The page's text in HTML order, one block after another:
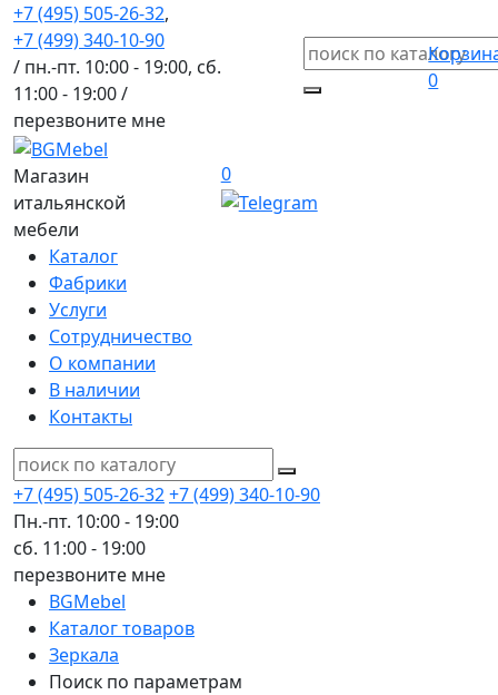
+7 (495) 505-26-32,
+7 (499) 340-10-90
/ пн.-пт. 10:00 - 19:00, сб.
11:00 - 19:00 /
перезвоните мне
0
Магазин
итальянской
мебели
0
Каталог
Фабрики
Услуги
Сотрудничество
О компании
В наличии
Контакты
+7 (495) 505-26-32+7 (499) 340-10-90
Пн.-пт. 10:00 - 19:00
сб. 11:00 - 19:00
перезвоните мне
BGMebel
Каталог товаров
Зеркала
Поиск по параметрам